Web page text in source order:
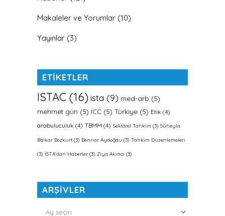
Makaleler ve Yorumlar (10)
Yayınlar (3)
ETİKETLER
ISTAC (16) ista (9) med-arb (5)
mehmet gün (5) ICC (5) Türkiye (5) Etik (4)
arabuluculuk (4) TBMM (4) Sektörel Tahkim (3) Süheyla
Balkar Bozkurt (3) Bennar Aydoğdu (3) Tahkim Düzenlemeleri
(3) İSTA'dan Haberler (3) Ziya Akıncı (3)
ARŞİVLER
ARŞİVLER